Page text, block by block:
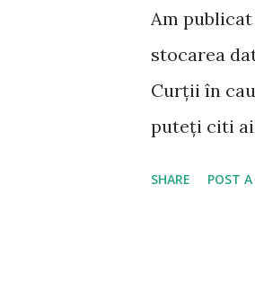
Am
stocarea
Curții în
puteți citi
SHARE POST